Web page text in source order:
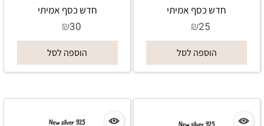
חדש כסף אמיתי
₪25
הוספה לסל
חדש כסף אמיתי
₪30
הוספה לסל